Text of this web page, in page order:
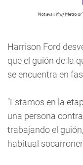
Harrison Ford
que el guión de la
se encuentra en
"Estamos en la
una persona
trabajando el
habitual